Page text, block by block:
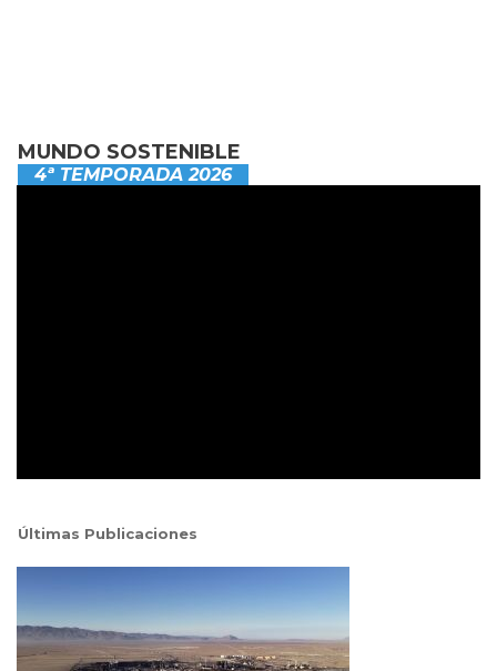
MUNDO SOSTENIBLE
4ª TEMPORADA 2026
Últimas Publicaciones